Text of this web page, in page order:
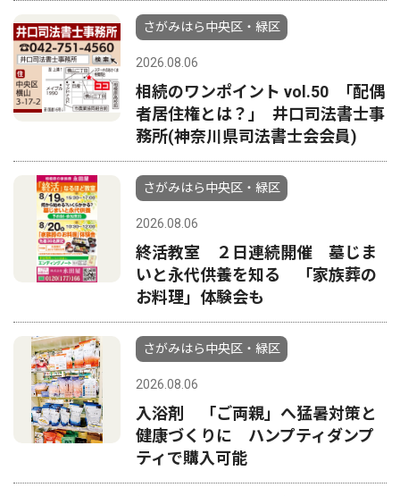
さがみはら中央区・緑区
2026.08.06
相続のワンポイント vol.50 ｢配偶
者居住権とは？｣ 井口司法書士事
務所(神奈川県司法書士会会員)
さがみはら中央区・緑区
2026.08.06
終活教室 ２日連続開催 墓じま
いと永代供養を知る 「家族葬の
お料理」体験会も
さがみはら中央区・緑区
2026.08.06
入浴剤 「ご両親」へ猛暑対策と
健康づくりに ハンプティダンプ
ティで購入可能